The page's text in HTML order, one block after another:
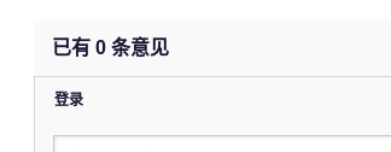
已有 0 条意见
登录